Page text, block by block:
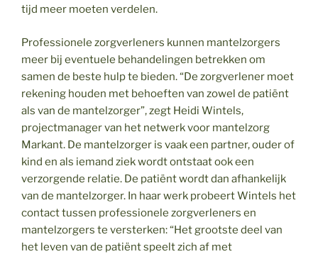
tijd meer moeten verdelen.
Professionele zorgverleners kunnen mantelzorgers
meer bij eventuele behandelingen betrekken om
samen de beste hulp te bieden. “De zorgverlener moet
rekening houden met behoeften van zowel de patiënt
als van de mantelzorger”, zegt Heidi Wintels,
projectmanager van het netwerk voor mantelzorg
Markant. De mantelzorger is vaak een partner, ouder of
kind en als iemand ziek wordt ontstaat ook een
verzorgende relatie. De patiënt wordt dan afhankelijk
van de mantelzorger. In haar werk probeert Wintels het
contact tussen professionele zorgverleners en
mantelzorgers te versterken: “Het grootste deel van
het leven van de patiënt speelt zich af met